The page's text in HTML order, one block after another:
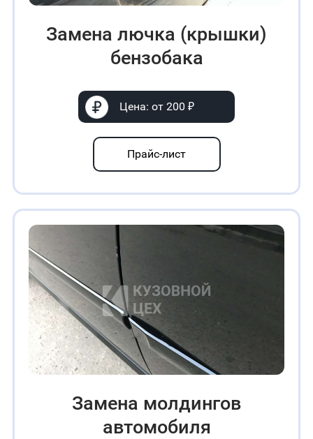
Замена лючка (крышки)
бензобака
Цена: от 200 ₽
Прайс-лист
Замена молдингов
автомобиля